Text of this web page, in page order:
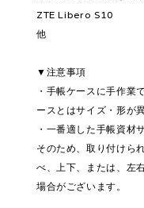
ZTE Libero S10
他
▼注意事項
・手帳ケースに手作業
ースとはサイズ・形が
・一番適した手帳資材
そのため、取り付けら
べ、上下、または、左
場合がございます。